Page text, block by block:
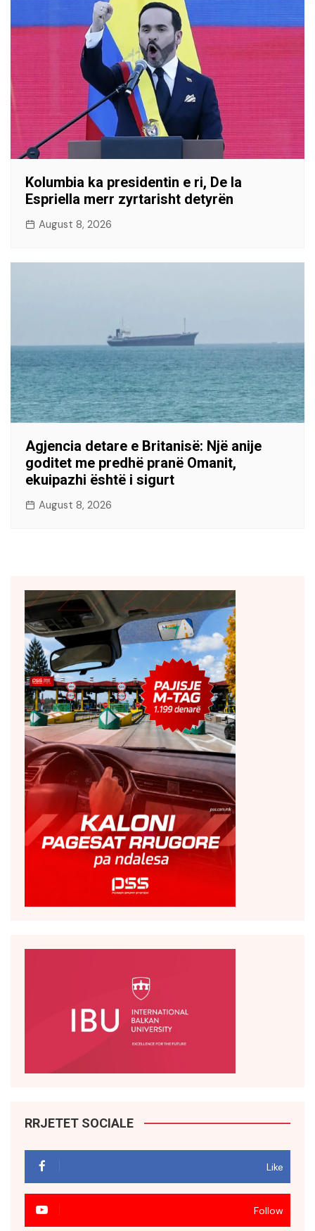
Kolumbia ka presidentin e ri, De la
Espriella merr zyrtarisht detyrën
August 8, 2026
Agjencia detare e Britanisë: Një anije
goditet me predhë pranë Omanit,
ekuipazhi është i sigurt
August 8, 2026
RRJETET SOCIALE
Like
Follow